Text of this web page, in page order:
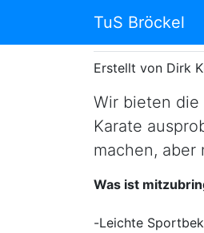
TuS Bröckel
Erstellt von Dirk
Wir bieten die
Karate
machen,
Was ist
-Leichte